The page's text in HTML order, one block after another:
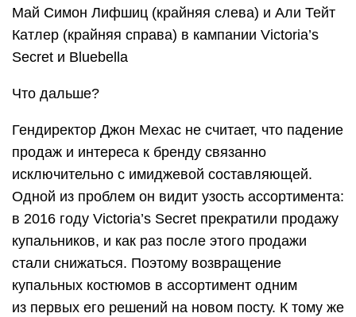
Май Симон Лифшиц (крайняя слева) и Али Тейт
Катлер (крайняя справа) в кампании Victoria’s
Secret и Bluebella
Что дальше?
Гендиректор Джон Мехас не считает, что падение
продаж и интереса к бренду связанно
исключительно с имиджевой составляющей.
Одной из проблем он видит узость ассортимента:
в 2016 году Victoria’s Secret прекратили продажу
купальников, и как раз после этого продажи
стали снижаться. Поэтому возвращение
купальных костюмов в ассортимент одним
из первых его решений на новом посту. К тому же